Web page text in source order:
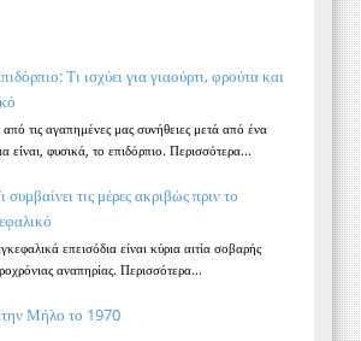
Τι ισχύει για γιαούρτι, φρούτα και
τις αγαπημένες μας συνήθειες μετά από ένα
είναι, φυσικά, το επιδόρπιο. Περισσότερα...
συμβαίνει τις μέρες ακριβώς πριν το
επεισόδια είναι κύρια αιτία σοβαρής
αναπηρίας. Περισσότερα...
Μήλο το 1970